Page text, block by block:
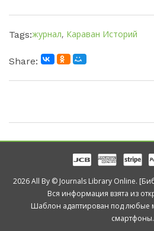
Tags:журнал, Караван Историй
Share:
2026 All By © Journals Library Online.
Вся информация взята из
Шаблон адаптирован под любые
смартфоны.